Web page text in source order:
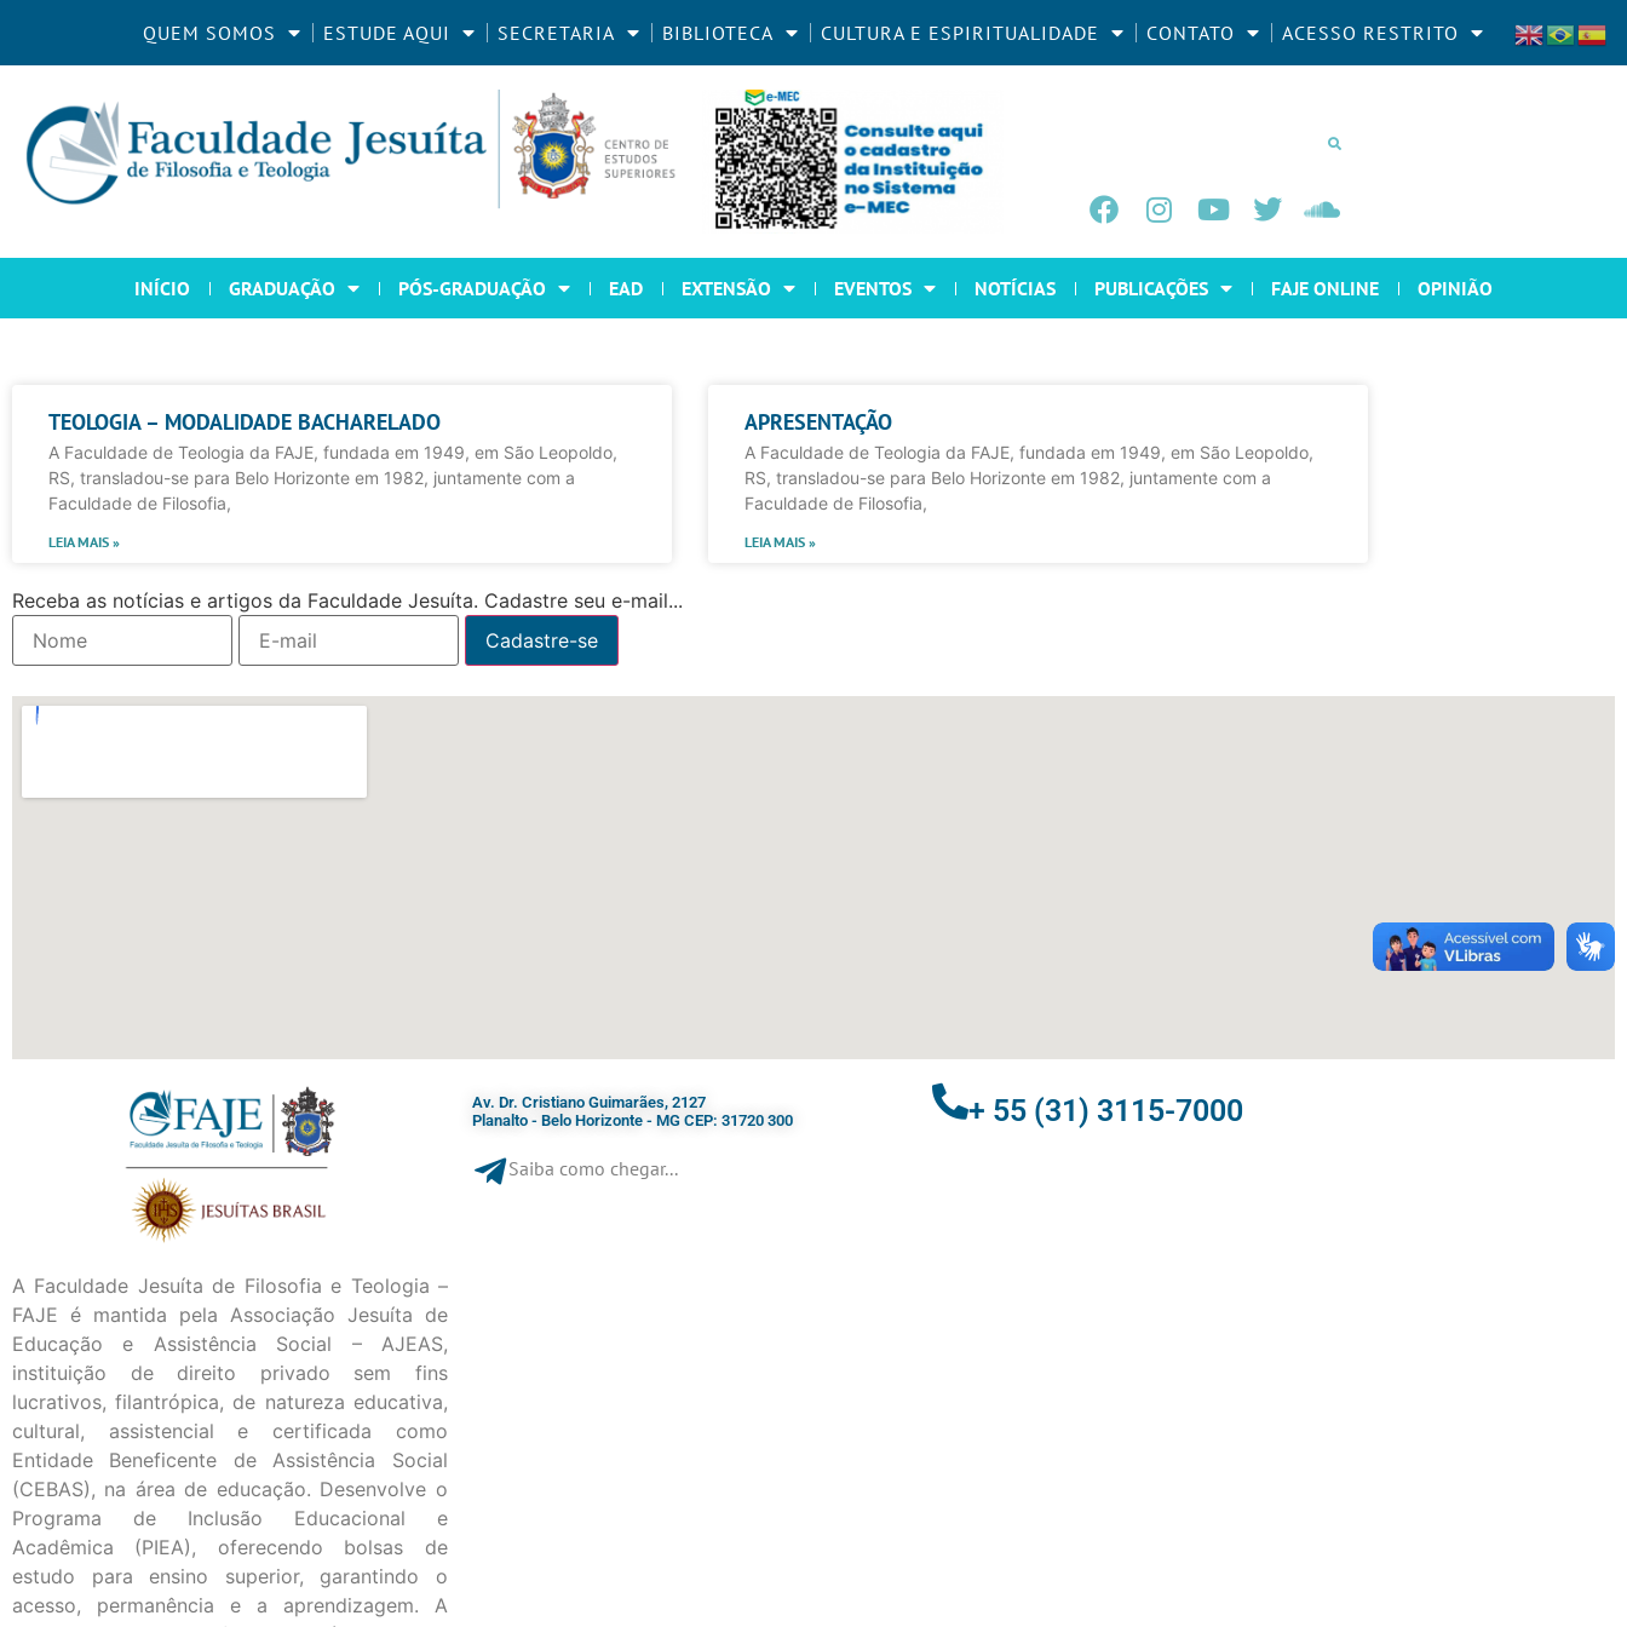
QUEM SOMOS ESTUDE AQUI SECRETARIA BIBLIOTECA CULTURA E ESPIRITUALIDADE CONTATO ACESSO RESTRITO
INÍCIO GRADUAÇÃO PÓS-GRADUAÇÃO EAD EXTENSÃO EVENTOS NOTÍCIAS PUBLICAÇÕES FAJE ONLINE OPINIÃO
TEOLOGIA – MODALIDADE BACHARELADO
A Faculdade de Teologia da FAJE, fundada em 1949, em São Leopoldo,
RS, transladou-se para Belo Horizonte em 1982, juntamente com a
Faculdade de Filosofia,
LEIA MAIS »
APRESENTAÇÃO
A Faculdade de Teologia da FAJE, fundada em 1949, em São Leopoldo,
RS, transladou-se para Belo Horizonte em 1982, juntamente com a
Faculdade de Filosofia,
LEIA MAIS »
Receba as notícias e artigos da Faculdade Jesuíta. Cadastre seu e-mail...
A Faculdade Jesuíta de Filosofia e Teologia –
FAJE é mantida pela Associação Jesuíta de
Educação e Assistência Social – AJEAS,
instituição de direito privado sem fins
lucrativos, filantrópica, de natureza educativa,
cultural, assistencial e certificada como
Entidade Beneficente de Assistência Social
(CEBAS), na área de educação. Desenvolve o
Programa de Inclusão Educacional e
Acadêmica (PIEA), oferecendo bolsas de
estudo para ensino superior, garantindo o
acesso, permanência e a aprendizagem. A
Av. Dr. Cristiano Guimarães, 2127
Planalto - Belo Horizonte - MG CEP: 31720 300
Saiba como chegar...
+ 55 (31) 3115-7000​